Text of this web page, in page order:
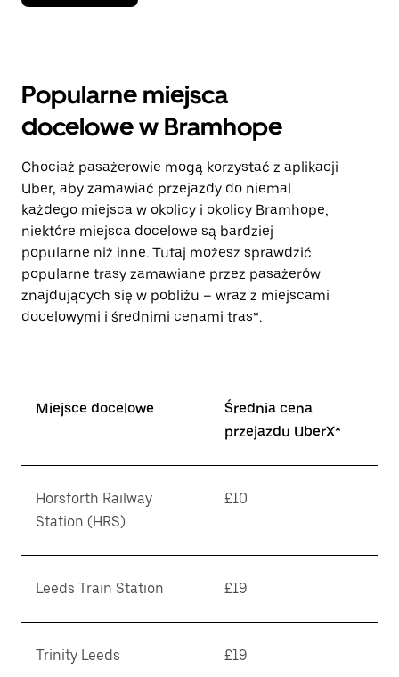
Popularne miejsca
docelowe w Bramhope
Chociaż pasażerowie mogą korzystać z aplikacji
Uber, aby zamawiać przejazdy do niemal
każdego miejsca w okolicy i okolicy Bramhope,
niektóre miejsca docelowe są bardziej
popularne niż inne. Tutaj możesz sprawdzić
popularne trasy zamawiane przez pasażerów
znajdujących się w pobliżu – wraz z miejscami
docelowymi i średnimi cenami tras*.
Miejsce docelowe
Średnia cena
przejazdu UberX*
Horsforth Railway
Station (HRS)
£10
Leeds Train Station £19
Trinity Leeds £19